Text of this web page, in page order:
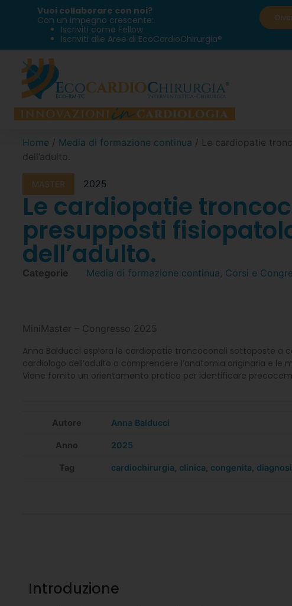
Vuoi collaborare con noi?
Con un impegno crescente:
Iscriviti come Fellow
Iscriviti alle Aree di EcoCardioChirurgia®
Home / Media di formazione continua / Le cardiopatie
dell’adulto.
MASTER 2025
Le cardiopatie
presupposti
dell’adulto.
Categorie Media di formazione continua, Corsi e
MiniMaster – Congresso 2025
Anna Balducci esplora le cardiopatie troncoconali sottoposte a
cardiologo dell’adulto a comprendere l’anatomia originaria e
Viene fornito un orientamento pratico per identificare
Autore Anna Balducci
Anno 2025
Tag cardiochirurgia clinica congenita diagnosi
Introduzione